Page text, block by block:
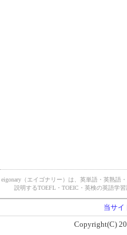
eigonary（エイゴナリー）は、英単語・英熟語
説明するTOEFL・TOEIC・英検の英語学
当サイ
Copyright(C)